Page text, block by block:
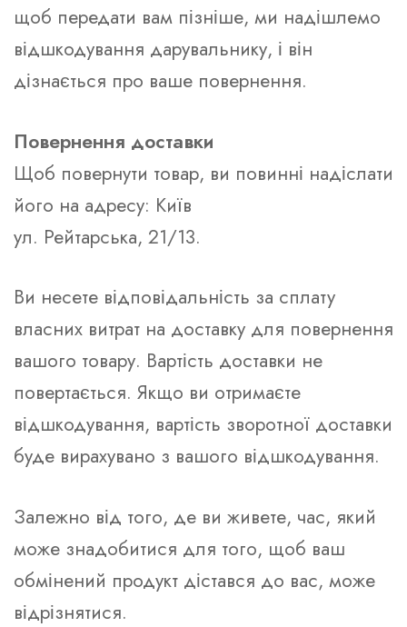
щоб передати вам пізніше, ми надішлемо
відшкодування дарувальнику, і він
дізнається про ваше повернення.
Повернення доставки
Щоб повернути товар, ви повинні надіслати
його на адресу: Київ
ул. Рейтарська, 21/13.
Ви несете відповідальність за сплату
власних витрат на доставку для повернення
вашого товару. Вартість доставки не
повертається. Якщо ви отримаєте
відшкодування, вартість зворотної доставки
буде вирахувано з вашого відшкодування.
Залежно від того, де ви живете, час, який
може знадобитися для того, щоб ваш
обмінений продукт дістався до вас, може
відрізнятися.